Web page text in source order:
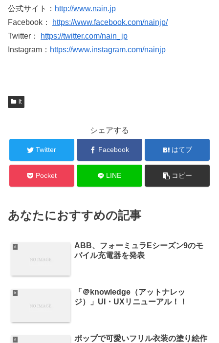
公式サイト： http://www.nain.jp
Facebook：
https://www.facebook.com/nainjp/
Twitter：
https://twitter.com/nain_jp
Instagram： https://www.instagram.com/nainjp
it
シェアする
Twitter Facebook はてブ
Pocket LINE コピー
あなたにおすすめの記事
it
ABB、フォーミュラEシーズン9のモ
バイル充電器を発表
it
「＠knowledge（アットナレッ
ジ）」UI・UXリニューアル！！
it
ポップで可愛いフリル衣装の塗り絵作